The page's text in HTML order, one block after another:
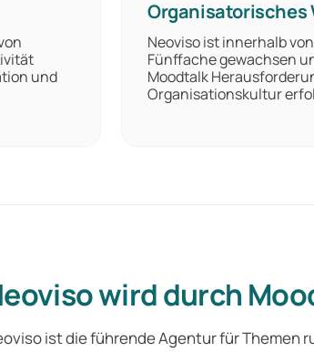
und
Organisatorisches
Neoviso ist innerhalb
Fünffache gewachsen
Moodtalk
Organisationskultur
wird durch
ist die führende Agentur für Themen